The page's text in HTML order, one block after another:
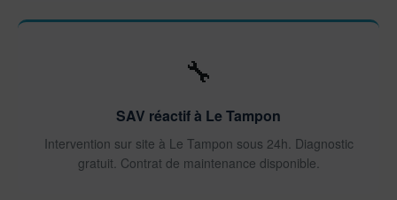
🔧
SAV réactif à Le Tampon
Intervention sur site à Le Tampon sous 24h. Diagnostic
gratuit. Contrat de maintenance disponible.